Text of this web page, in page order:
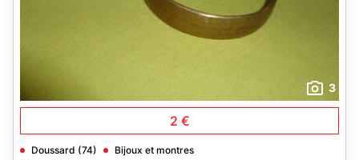
3
2 €
Doussard (74) Bijoux et montres